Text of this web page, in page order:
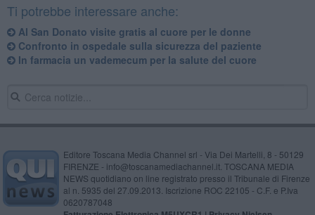
Ti potrebbe interessare anche:
Al San Donato visite gratis al cuore per le donne
Confronto in ospedale sulla sicurezza del paziente
In farmacia un vademecum per la salute del cuore
Editore Toscana Media Channel srl - Via Dei Martelli, 8 - 50129
FIRENZE - info@toscanamediachannel.it. TOSCANA MEDIA
NEWS quotidiano on line registrato presso il Tribunale di Firenze
al n. 5935 del 27.09.2013. Iscrizione ROC 22105 - C.F. e P.Iva
0620787048